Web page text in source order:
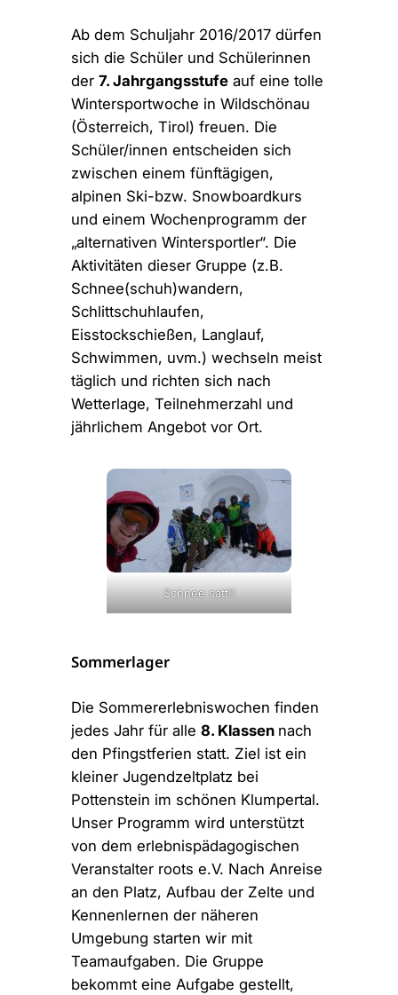
Ab dem Schuljahr 2016/2017 dürfen
sich die Schüler und Schülerinnen
der 7. Jahrgangsstufeauf eine tolle
Wintersportwoche in Wildschönau
(Österreich, Tirol) freuen. Die
Schüler/innen entscheiden sich
zwischen einem fünftägigen,
alpinen Ski-bzw. Snowboardkurs
und einem Wochenprogramm der
„alternativen Wintersportler“. Die
Aktivitäten dieser Gruppe (z.B.
Schnee(schuh)wandern,
Schlittschuhlaufen,
Eisstockschießen, Langlauf,
Schwimmen, uvm.) wechseln meist
täglich und richten sich nach
Wetterlage, Teilnehmerzahl und
jährlichem Angebot vor Ort.
Schnee satt!!
Sommerlager
Die Sommererlebniswochen finden
jedes Jahr für alle 8. Klassen nach
den Pfingstferien statt. Ziel ist ein
kleiner Jugendzeltplatz bei
Pottenstein im schönen Klumpertal.
Unser Programm wird unterstützt
von dem erlebnispädagogischen
Veranstalter roots e.V. Nach Anreise
an den Platz, Aufbau der Zelte und
Kennenlernen der näheren
Umgebung starten wir mit
Teamaufgaben. Die Gruppe
bekommt eine Aufgabe gestellt,